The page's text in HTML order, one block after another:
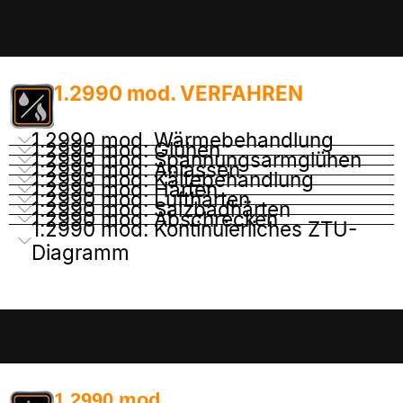
1.2990 mod. VERFAHREN
1.2990 mod. Wärmebehandlung
1.2990 mod. Glühen
1.2990 mod. Spannungsarmglühen
1.2990 mod. Anlassen
1.2990 mod. Kältebehandlung
1.2990 mod. Härten
1.2990 mod. Lufthärten
1.2990 mod. Salzbadhärten
1.2990 mod. Abschrecken
1.2990 mod. Kontinuierliches ZTU-
Diagramm